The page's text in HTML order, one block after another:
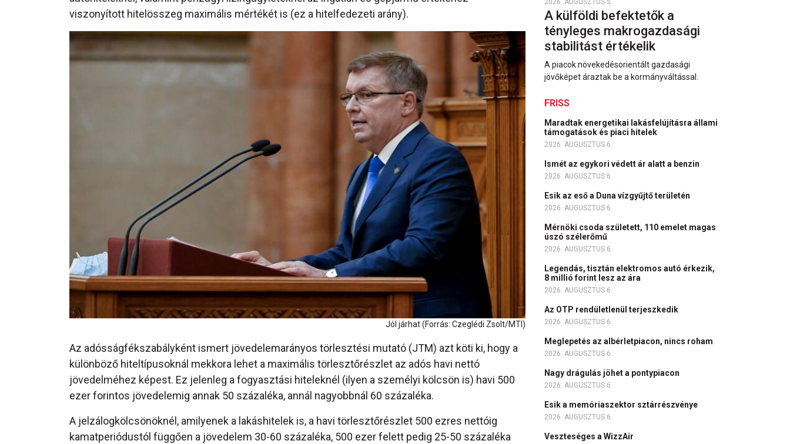
viszonyított hitelösszeg maximális mértékét is (ez a hitelfedezeti arány).
Jól járhat (Forrás: Czeglédi Zsolt/MTI)
Az adósságfékszabályként ismert jövedelemarányos törlesztési mutató (JTM) azt köti ki, hogy a
különböző hiteltípusoknál mekkora lehet a maximális törlesztőrészlet az adós havi nettó
jövedelméhez képest. Ez jelenleg a fogyasztási hiteleknél (ilyen a személyi kölcsön is) havi 500
ezer forintos jövedelemig annak 50 százaléka, annál nagyobbnál 60 százaléka.
A jelzálogkölcsönöknél, amilyenek a lakáshitelek is, a havi törlesztőrészlet 500 ezres nettóig
kamatperiódustól függően a jövedelem 30-60 százaléka, 500 ezer felett pedig 25-50 százaléka
2026. AUGUSZTUS 5.
A külföldi befektetők a
tényleges makrogazdasági
stabilitást értékelik
A piacok növekedésorientált gazdasági
jövőképet áraztak be a kormányváltással.
FRISS
Maradtak energetikai lakásfelújításra állami
támogatások és piaci hitelek
2026. AUGUSZTUS 6.
Ismét az egykori védett ár alatt a benzin
2026. AUGUSZTUS 6.
Esik az eső a Duna vízgyűjtő területén
2026. AUGUSZTUS 6.
Mérnöki csoda született, 110 emelet magas
úszó szélerőmű
2026. AUGUSZTUS 6.
Legendás, tisztán elektromos autó érkezik,
8 millió forint lesz az ára
2026. AUGUSZTUS 6.
Az OTP rendületlenül terjeszkedik
2026. AUGUSZTUS 6.
Meglepetés az albérletpiacon, nincs roham
2026. AUGUSZTUS 6.
Nagy drágulás jöhet a pontypiacon
2026. AUGUSZTUS 6.
Esik a memóriaszektor sztárrészvénye
2026. AUGUSZTUS 6.
Veszteséges a WizzAir